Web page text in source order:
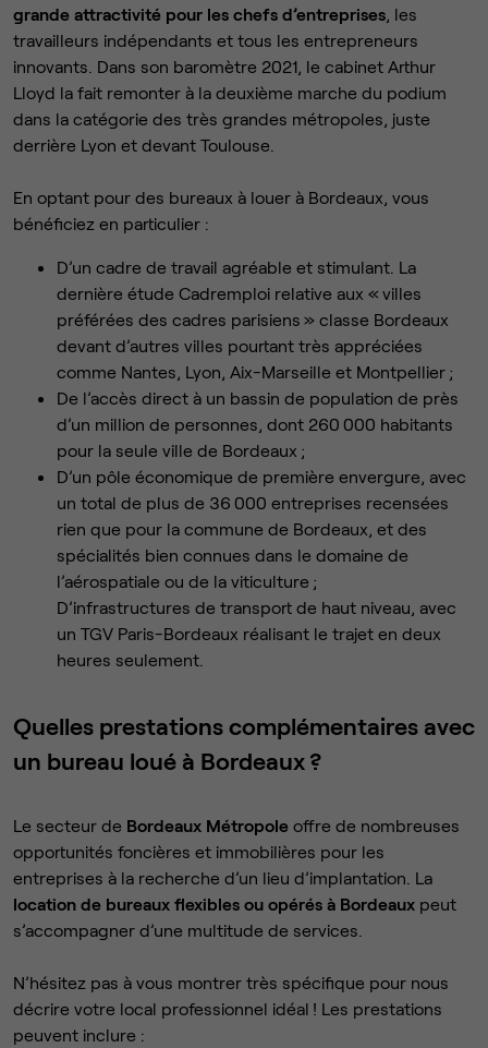
grande attractivité pour les chefs d’entreprises, les
travailleurs indépendants et tous les entrepreneurs
innovants. Dans son baromètre 2021, le cabinet Arthur
Lloyd la fait remonter à la deuxième marche du podium
dans la catégorie des très grandes métropoles, juste
derrière Lyon et devant Toulouse.
En optant pour des bureaux à louer à Bordeaux, vous
bénéficiez en particulier :
D’un cadre de travail agréable et stimulant. La
dernière étude Cadremploi relative aux « villes
préférées des cadres parisiens » classe Bordeaux
devant d’autres villes pourtant très appréciées
comme Nantes, Lyon, Aix-Marseille et Montpellier ;
De l’accès direct à un bassin de population de près
d’un million de personnes, dont 260 000 habitants
pour la seule ville de Bordeaux ;
D’un pôle économique de première envergure, avec
un total de plus de 36 000 entreprises recensées
rien que pour la commune de Bordeaux, et des
spécialités bien connues dans le domaine de
l’aérospatiale ou de la viticulture ;
D’infrastructures de transport de haut niveau, avec
un TGV Paris-Bordeaux réalisant le trajet en deux
heures seulement.
Quelles prestations complémentaires avec
un bureau loué à Bordeaux ?
Le secteur de Bordeaux Métropole offre de nombreuses
opportunités foncières et immobilières pour les
entreprises à la recherche d’un lieu d’implantation. La
location de bureaux flexibles ou opérés à Bordeaux peut
s’accompagner d’une multitude de services.
N’hésitez pas à vous montrer très spécifique pour nous
décrire votre local professionnel idéal ! Les prestations
peuvent inclure :